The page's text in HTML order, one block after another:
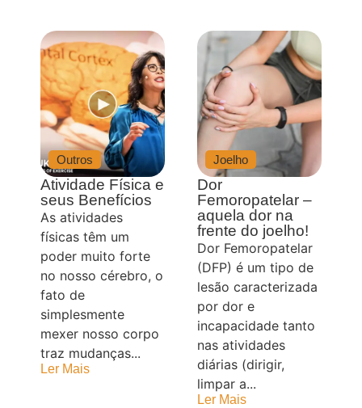
Outros
Atividade Física e
seus Benefícios
As atividades
físicas têm um
poder muito forte
no nosso cérebro, o
fato de
simplesmente
mexer nosso corpo
traz mudanças...
Ler Mais
Joelho
Dor
Femoropatelar –
aquela dor na
frente do joelho!
Dor Femoropatelar
(DFP) é um tipo de
lesão caracterizada
por dor e
incapacidade tanto
nas atividades
diárias (dirigir,
limpar a...
Ler Mais